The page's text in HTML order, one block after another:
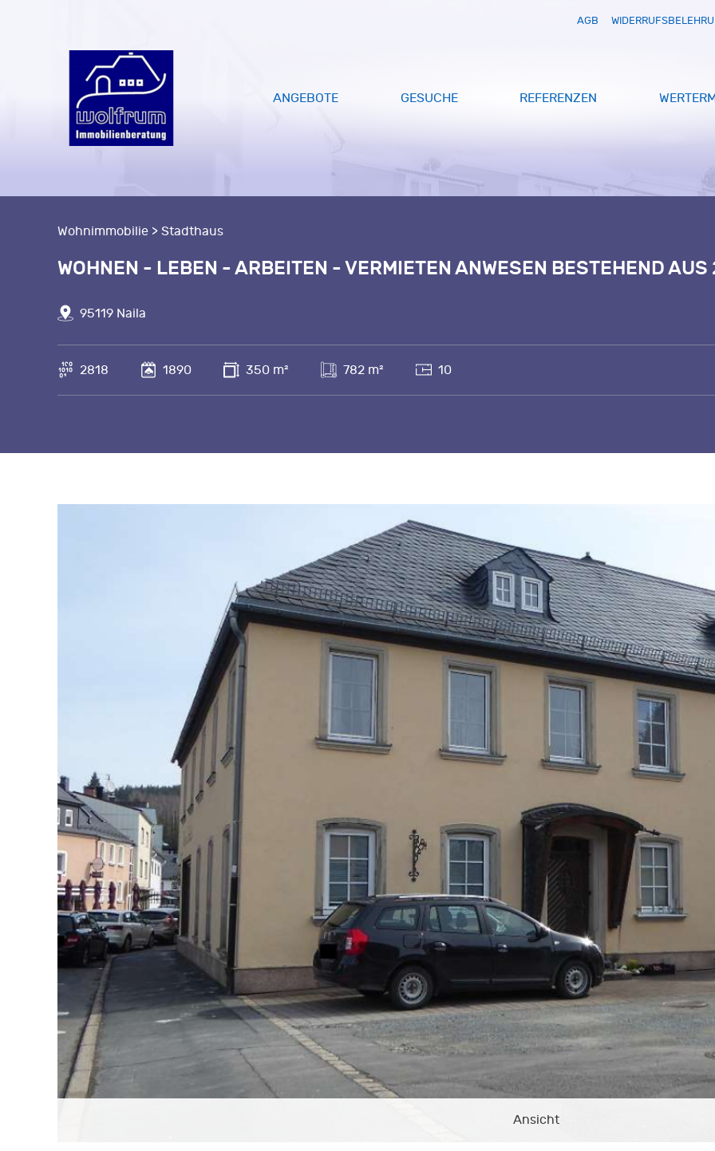
AGB
ANGEBOTE GESUCHE REFERENZEN
Wohnimmobilie > Stadthaus
WOHNEN - LEBEN - ARBEITEN - VERMIETEN ANWESEN BESTEHEND
95119 Naila
2818 1890 350 m² 782 m² 10
Ansicht